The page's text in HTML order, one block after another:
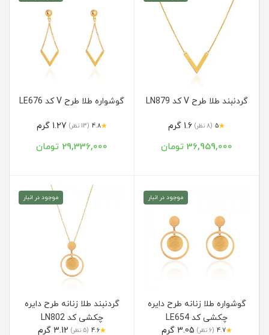
گردنبند طلا طرح V کد LN879
★
5 (8 نظر)
36,959,000 تومان
گوشواره طلا طرح V کد LE676
★
4.8 (13 نظر)
29,336,000 تومان
موجود در انبار
گوشواره طلا زنانه طرح دایره
چکشی کد LE654
★
4.7 (6 نظر)
موجود در انبار
گردنبند طلا زنانه طرح دایره
چکشی کد LN802
★
4.6 (5 نظر)